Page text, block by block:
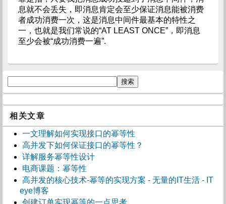
息就不会丢失，即消息肯定会至少保证消息能被消费
者成功消费一次，这是消息中间件最基本的特性之
一，也就是我们常说的“AT LEAST ONCE”，即消息
至少会被“成功消费一遍”.
相关文章
一文理解如何实现接口的幂等性
高并发下如何保证接口的幂等性？
详解服务幂等性设计
电商课题：幂等性
高并发的核心技术-幂等的实现方案 - 无量的IT生活 - IT
eye博客
创建订单实现幂等的一点思考